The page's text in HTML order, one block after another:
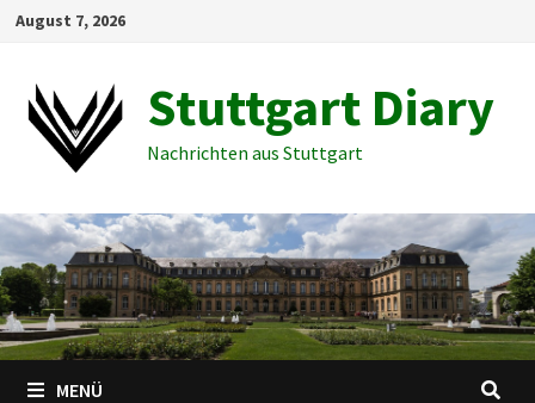
Zum
springen
August 7, 2026
Stuttgart Diary
Nachrichten aus Stuttgart
MENÜ